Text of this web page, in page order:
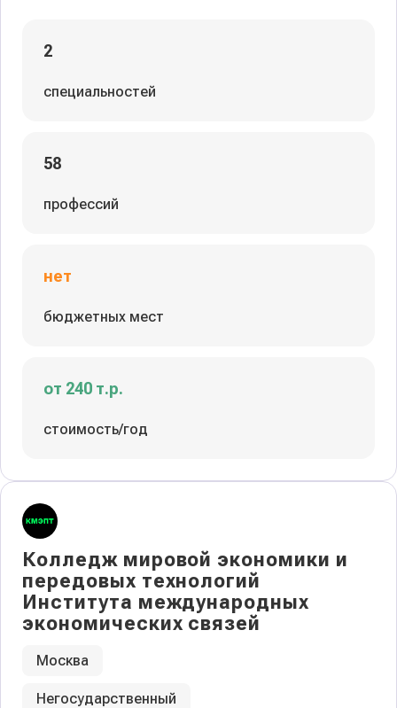
2
специальностей
58
профессий
нет
бюджетных мест
от 240 т.р.
стоимость/год
Колледж мировой экономики и
передовых технологий
Института международных
экономических связей
Москва
Негосударственный